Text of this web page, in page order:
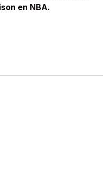
en NBA.